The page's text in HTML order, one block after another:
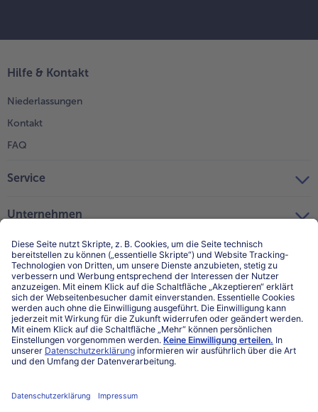
Hilfe & Kontakt
Niederlassungen
Kontakt
FAQ
Service
Unternehmen
Über uns